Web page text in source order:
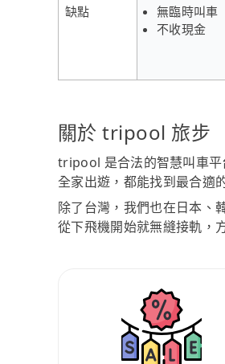
缺點
無臨時叫車
不收現金
關於 tripool 旅步
tripool 是合法的智慧叫車平
全家出遊，都能找到最合適
除了台灣，我們也在日本、
從下飛機開始就無縫接軌，